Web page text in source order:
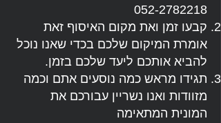
052-2782218
קבעו זמן ואת מקום האיסוף זאת
אומרת המיקום שלכם בכדי שאנו נוכל
להביא אותכם ליעד שלכם בזמן.
תגידו מראש כמה נוסעים אתם וכמה
מזוודות ואנו נשריין עבורכם את
המונית המתאימה